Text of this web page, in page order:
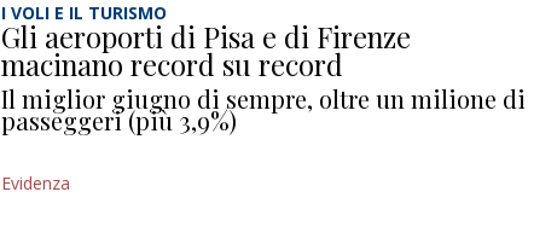
I VOLI E IL TURISMO
Gli aeroporti di Pisa e di Firenze
macinano record su record
Il miglior giugno di sempre, oltre un milione di
passeggeri (più 3,9%)
Evidenza